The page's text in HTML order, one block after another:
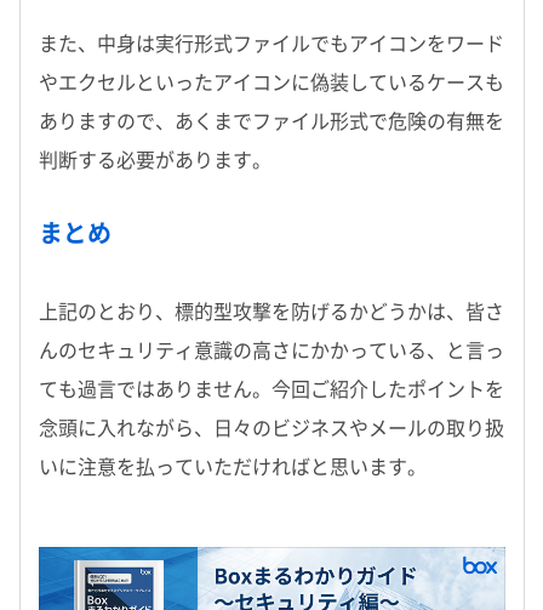
また、中身は実行形式ファイルでもアイコンをワード
やエクセルといったアイコンに偽装しているケースも
ありますので、あくまでファイル形式で危険の有無を
判断する必要があります。
まとめ
上記のとおり、標的型攻撃を防げるかどうかは、皆さ
んのセキュリティ意識の高さにかかっている、と言っ
ても過言ではありません。今回ご紹介したポイントを
念頭に入れながら、日々のビジネスやメールの取り扱
いに注意を払っていただければと思います。